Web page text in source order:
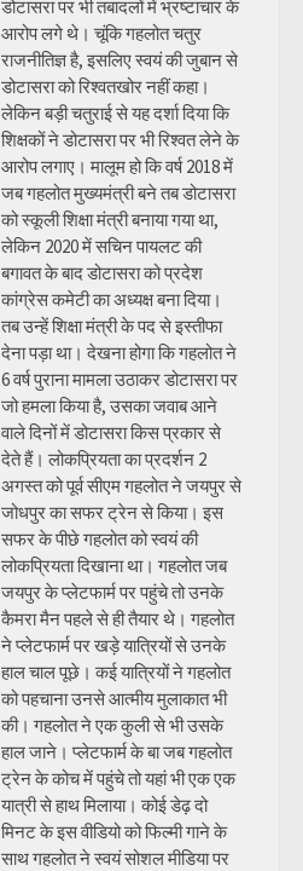
डोटासरा पर भी तबादलों में भ्रष्टाचार के
आरोप लगे थे। चूंकि गहलोत चतुर
राजनीतिज्ञ है, इसलिए स्वयं की जुबान से
डोटासरा को रिश्वतखोर नहीं कहा।
लेकिन बड़ी चतुराई से यह दर्शा दिया कि
शिक्षकों ने डोटासरा पर भी रिश्वत लेने के
आरोप लगाए। मालूम हो कि वर्ष 2018 में
जब गहलोत मुख्यमंत्री बने तब डोटासरा
को स्कूली शिक्षा मंत्री बनाया गया था,
लेकिन 2020 में सचिन पायलट की
बगावत के बाद डोटासरा को प्रदेश
कांग्रेस कमेटी का अध्यक्ष बना दिया।
तब उन्हें शिक्षा मंत्री के पद से इस्तीफा
देना पड़ा था। देखना होगा कि गहलोत ने
6 वर्ष पुराना मामला उठाकर डोटासरा पर
जो हमला किया है, उसका जवाब आने
वाले दिनों में डोटासरा किस प्रकार से
देते हैं। लोकप्रियता का प्रदर्शन 2
अगस्त को पूर्व सीएम गहलोत ने जयपुर से
जोधपुर का सफर ट्रेन से किया। इस
सफर के पीछे गहलोत को स्वयं की
लोकप्रियता दिखाना था। गहलोत जब
जयपुर के प्लेटफार्म पर पहुंचे तो उनके
कैमरा मैन पहले से ही तैयार थे। गहलोत
ने प्लेटफार्म पर खड़े यात्रियों से उनके
हाल चाल पूछे। कई यात्रियों ने गहलोत
को पहचाना उनसे आत्मीय मुलाकात भी
की। गहलोत ने एक कुली से भी उसके
हाल जाने। प्लेटफार्म के बा जब गहलोत
ट्रेन के कोच में पहुंचे तो यहां भी एक एक
यात्री से हाथ मिलाया। कोई डेढ़ दो
मिनट के इस वीडियो को फिल्मी गाने के
साथ गहलोत ने स्वयं सोशल मीडिया पर